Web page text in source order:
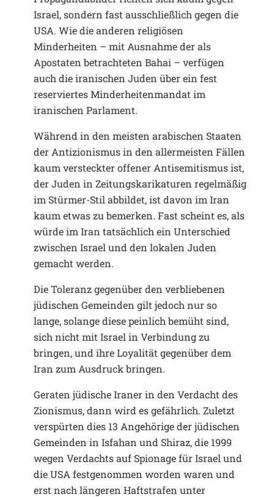
Israel, sondern fast ausschließlich gegen die
USA. Wie die anderen religiösen
Minderheiten – mit Ausnahme der als
Apostaten betrachteten Bahai – verfügen
auch die iranischen Juden über ein fest
reserviertes Minderheitenmandat im
iranischen Parlament.
Während in den meisten arabischen Staaten
der Antizionismus in den allermeisten Fällen
kaum versteckter offener Antisemitismus ist,
der Juden in Zeitungskarikaturen regelmäßig
im Stürmer-Stil abbildet, ist davon im Iran
kaum etwas zu bemerken. Fast scheint es, als
würde im Iran tatsächlich ein Unterschied
zwischen Israel und den lokalen Juden
gemacht werden.
Die Toleranz gegenüber den verbliebenen
jüdischen Gemeinden gilt jedoch nur so
lange, solange diese peinlich bemüht sind,
sich nicht mit Israel in Verbindung zu
bringen, und ihre Loyalität gegenüber dem
Iran zum Ausdruck bringen.
Geraten jüdische Iraner in den Verdacht des
Zionismus, dann wird es gefährlich. Zuletzt
verspürten dies 13 Angehörige der jüdischen
Gemeinden in Isfahan und Shiraz, die 1999
wegen Verdachts auf Spionage für Israel und
die USA festgenommen worden waren und
erst nach längeren Haftstrafen unter